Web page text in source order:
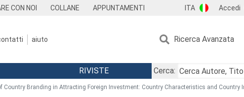
CON NOI COLLANE APPUNTAMENTI ITA Accedi
aiuto Ricerca Avanzata
RIVISTE
Cerca:
Country Branding in Attracting Foreign Investment: Country Characteristics and Country